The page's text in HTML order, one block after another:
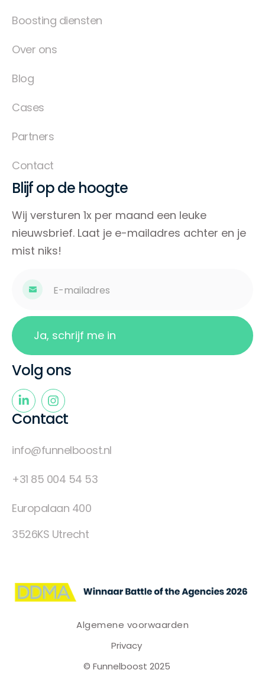
Boosting diensten
Over ons
Blog
Cases
Partners
Contact
Contact
info@funnelboost.nl
+31 85 004 54 53
Europalaan 400
3526KS Utrecht
Volg ons
Blijf op de hoogte
Wij versturen 1x per maand een leuke
nieuwsbrief. Laat je e-mailadres achter en je
mist niks!
Algemene voorwaarden
Privacy
© Funnelboost 2025